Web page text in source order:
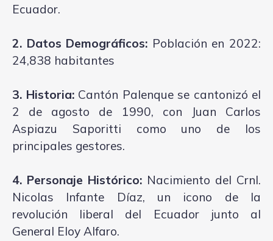
Ecuador.
2. Datos Demográficos: Población en 2022:
24,838 habitantes
3. Historia: Cantón Palenque se cantonizó el
2 de agosto de 1990, con Juan Carlos
Aspiazu Saporitti como uno de los
principales gestores.
4. Personaje Histórico: Nacimiento del Crnl.
Nicolas Infante Díaz, un icono de la
revolución liberal del Ecuador junto al
General Eloy Alfaro.